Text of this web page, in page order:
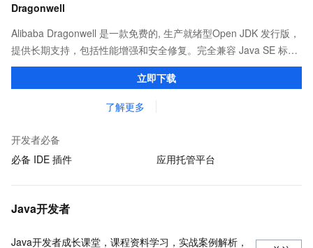
Dragonwell
Alibaba Dragonwell 是一款免费的, 生产就绪型Open JDK 发行版，
提供长期支持，包括性能增强和安全修复。完全兼容 Java SE 标
准，您可以在任何常用操作系统（包括 Linux、Windows 和
macOS）上开发 Java 应用程序。立即下载
了解更多
开发者必备
必备 IDE 插件
应用托管平台
Java开发者
Java开发者成长课堂，课程资料学习，实战案例解析，